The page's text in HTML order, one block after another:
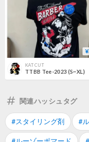
KAT CUT
TTBB Tee-2023 (S~XL)
関連ハッシュタグ
#スタイリング剤 #